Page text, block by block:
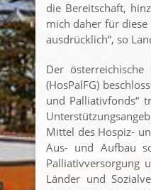
die Bereitschaft,
mich daher für
ausdrücklich“, so
Der
(HosPalFG)
und Palliativfonds“
Mittel des Hospiz-
Aus- und Aufbau
Palliativversorgung
Länder und